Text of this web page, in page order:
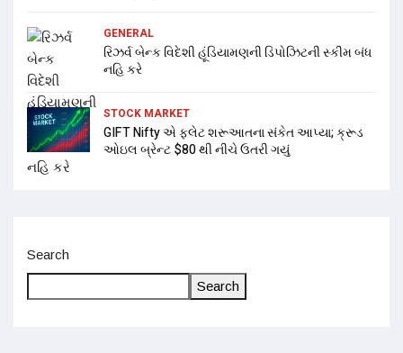
GENERAL
રિઝર્વ બેન્ક વિદેશી હૂંડિયામણની ડિપોઝિટની સ્કીમ બંધ
નહિ કરે
STOCK MARKET
GIFT Nifty એ ફ્લેટ શરૂઆતના સંકેત આપ્યા; ક્રૂડ
ઓઇલ બ્રેન્ટ $80 થી નીચે ઉતરી ગયું
Search
Search